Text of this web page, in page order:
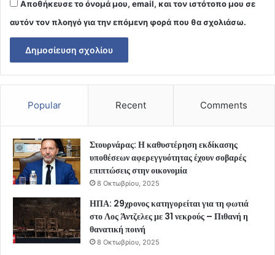
Αποθήκευσε το όνομά μου, email, και τον ιστότοπο μου σε
αυτόν τον πλοηγό για την επόμενη φορά που θα σχολιάσω.
Popular Recent Comments
Στουρνάρας: Η καθυστέρηση εκδίκασης
υποθέσεων αφερεγγυότητας έχουν σοβαρές
επιπτώσεις στην οικονομία
8 Οκτωβρίου, 2025
ΗΠΑ: 29χρονος κατηγορείται για τη φωτιά
στο Λος Άντζελες με 31 νεκρούς – Πιθανή η
θανατική ποινή
8 Οκτωβρίου, 2025